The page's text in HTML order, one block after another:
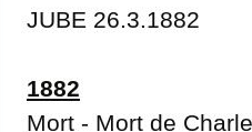
JUBE 26.3.1882
1882
Mort - Mort de